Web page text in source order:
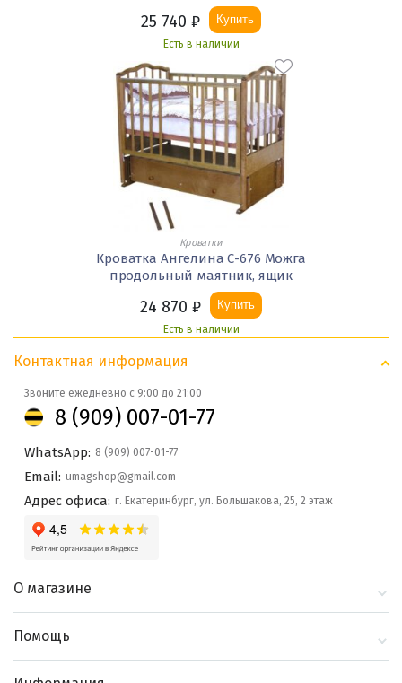
25 740 ₽ Купить
Есть в наличии
Кроватки
Кроватка Ангелина С-676 Можга
продольный маятник, ящик
24 870 ₽ Купить
Есть в наличии
Контактная информация
Звоните ежедневно с 9:00 до 21:00
8 (909) 007-01-77
WhatsApp: 8 (909) 007-01-77
Email: umagshop@gmail.com
Адрес офиса: г. Екатеринбург, ул. Большакова, 25, 2 этаж
О магазине
Помощь